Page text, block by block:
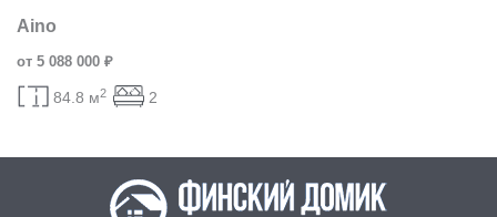
Aino
от 5 088 000 ₽
84.8 м2 2